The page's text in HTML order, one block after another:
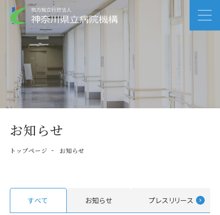
お知らせ
トップページ お知らせ
すべて お知らせ プレスリリース